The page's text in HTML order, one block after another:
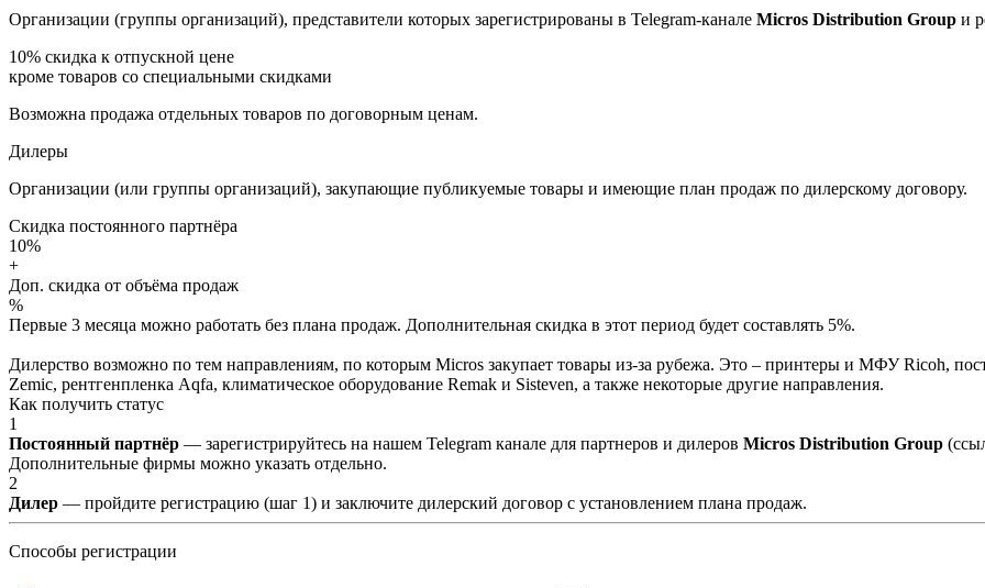
Организации (группы организаций), представители которых зарегистрированы в Telegram-канале Micros Distribution Group и
10% скидка к отпускной цене
кроме товаров со специальными скидками
Возможна продажа отдельных товаров по договорным ценам.
Дилеры
Организации (или группы организаций), закупающие публикуемые товары и имеющие план продаж по дилерскому договору.
Скидка постоянного партнёра
10%
+
Доп. скидка от объёма продаж
%
Первые 3 месяца можно работать без плана продаж. Дополнительная скидка в этот период будет составлять 5%.
Дилерство возможно по тем направлениям, по которым Micros закупает товары из-за рубежа. Это – принтеры и МФУ Ricoh,
Zemic, рентгенпленка Aqfa, климатическое оборудование Remak и Sisteven, а также некоторые другие направления.
Как получить статус
1
Постоянный партнёр — зарегистрируйтесь на нашем Telegram канале для партнеров и дилеров Micros Distribution Group
Дополнительные фирмы можно указать отдельно.
2
Дилер — пройдите регистрацию (шаг 1) и заключите дилерский договор с установлением плана продаж.
Способы регистрации